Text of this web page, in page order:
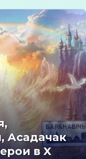
Асадачак
в X